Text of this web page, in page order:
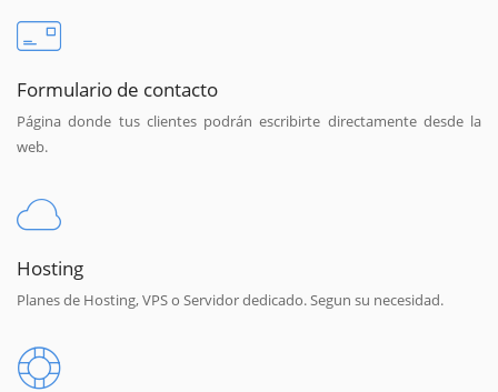
Formulario de contacto
Página donde tus clientes podrán escribirte directamente desde la
web.
Hosting
Planes de Hosting, VPS o Servidor dedicado. Segun su necesidad.